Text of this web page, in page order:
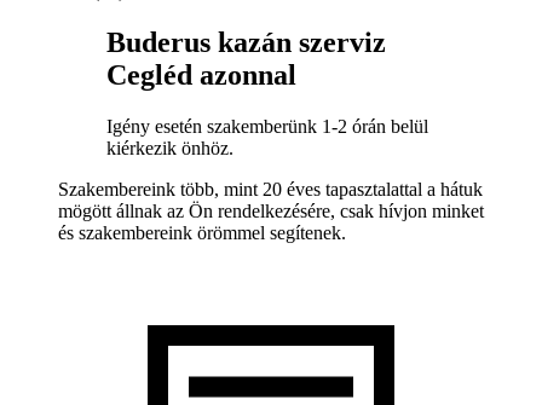
Buderus kazán szerviz
Cegléd azonnal
Igény esetén szakemberünk 1-2 órán belül
kiérkezik önhöz.
Szakembereink több, mint 20 éves tapasztalattal a hátuk
mögött állnak az Ön rendelkezésére, csak hívjon minket
és szakembereink örömmel segítenek.